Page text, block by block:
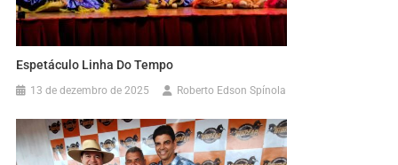
Espetáculo Linha Do Tempo
13 de dezembro de 2025 Roberto Edson Spínola